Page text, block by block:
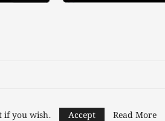
and Developed byNusratech Pte Ltd.
if you wish. Accept Read More